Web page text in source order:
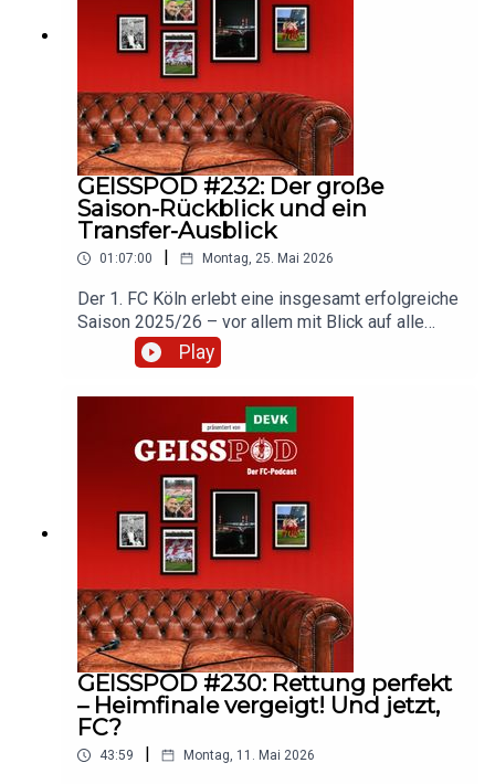
GEISSPOD #232: Der große
Saison-Rückblick und ein
Transfer-Ausblick
01:07:00 Montag, 25. Mai 2026
Der 1. FC Köln erlebt eine insgesamt erfolgreiche
Saison 2025/26 – vor allem mit Blick auf alle
Teams. Im letzten GEISSPOD vor der
Sommerpause blicken Sonja und Marc auf die
letzten zwölf Monate zurück. Hört rein und
diskutiert mit!#effzeh #fckoeln #bundesliga
#fussball #bundesliga
Play
GEISSPOD #230: Rettung perfekt
– Heimfinale vergeigt! Und jetzt,
FC?
43:59 Montag, 11. Mai 2026